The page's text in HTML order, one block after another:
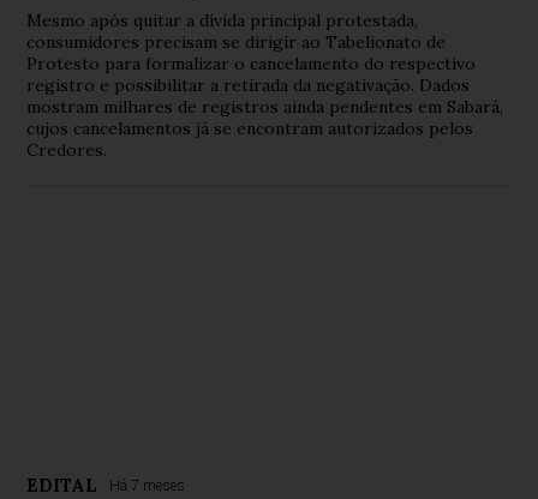
Mesmo após quitar a dívida principal protestada,
consumidores precisam se dirigir ao Tabelionato de
Protesto para formalizar o cancelamento do respectivo
registro e possibilitar a retirada da negativação. Dados
mostram milhares de registros ainda pendentes em Sabará,
cujos cancelamentos já se encontram autorizados pelos
Credores.
EDITAL Há 7 meses